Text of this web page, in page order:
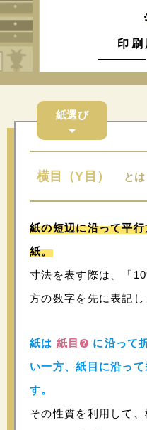
印刷
紙選び
横目（Y目） とは
紙の短辺に沿って平
紙。
寸法を表す際は、「
方の数字を先に表記し
紙は 紙目
に沿って
い一方、紙目に沿っ
す。
その性質を利用して